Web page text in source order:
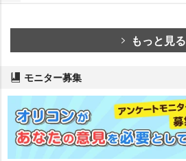
もっと見る
モニター募集